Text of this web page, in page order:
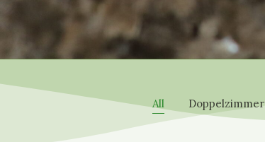
All Doppelzimmer